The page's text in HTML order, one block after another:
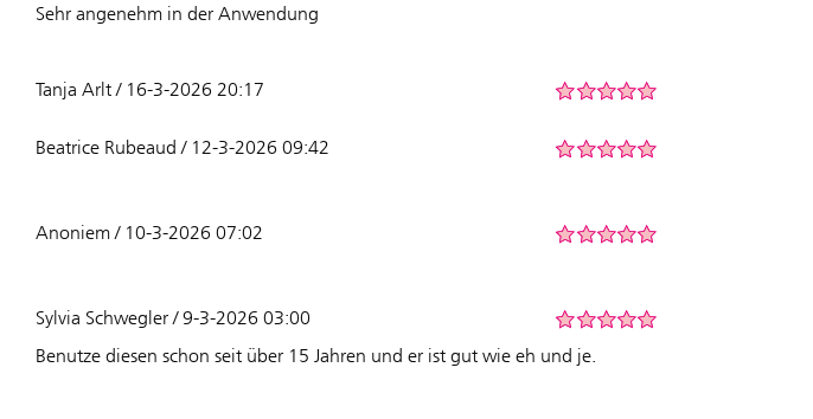
Sehr angenehm in der Anwendung
Tanja Arlt / 16-3-2026 20:17
Beatrice Rubeaud / 12-3-2026 09:42
Anoniem / 10-3-2026 07:02
Sylvia Schwegler / 9-3-2026 03:00
Benutze diesen schon seit über 15 Jahren und er ist gut wie eh und je.